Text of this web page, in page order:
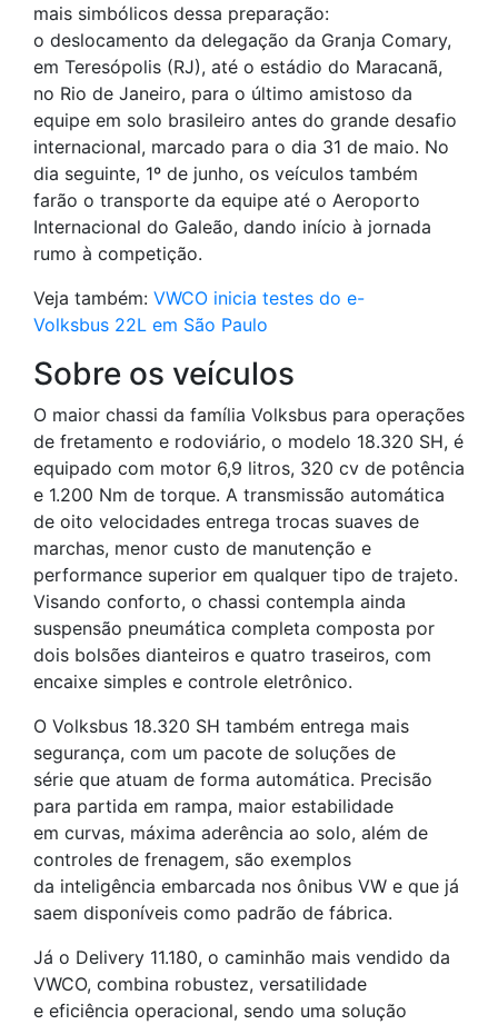
mais simbólicos dessa preparação:
o deslocamento da delegação da Granja Comary,
em Teresópolis (RJ), até o estádio do Maracanã,
no Rio de Janeiro, para o último amistoso da
equipe em solo brasileiro antes do grande desafio
internacional, marcado para o dia 31 de maio. No
dia seguinte, 1º de junho, os veículos também
farão o transporte da equipe até o Aeroporto
Internacional do Galeão, dando início à jornada
rumo à competição.
Veja também: VWCO inicia testes do e-
Volksbus 22L em São Paulo
Sobre os veículos
O maior chassi da família Volksbus para operações
de fretamento e rodoviário, o modelo 18.320 SH, é
equipado com motor 6,9 litros, 320 cv de potência
e 1.200 Nm de torque. A transmissão automática
de oito velocidades entrega trocas suaves de
marchas, menor custo de manutenção e
performance superior em qualquer tipo de trajeto.
Visando conforto, o chassi contempla ainda
suspensão pneumática completa composta por
dois bolsões dianteiros e quatro traseiros, com
encaixe simples e controle eletrônico.
O Volksbus 18.320 SH também entrega mais
segurança, com um pacote de soluções de
série que atuam de forma automática. Precisão
para partida em rampa, maior estabilidade
em curvas, máxima aderência ao solo, além de
controles de frenagem, são exemplos
da inteligência embarcada nos ônibus VW e que já
saem disponíveis como padrão de fábrica.
Já o Delivery 11.180, o caminhão mais vendido da
VWCO, combina robustez, versatilidade
e eficiência operacional, sendo uma solução